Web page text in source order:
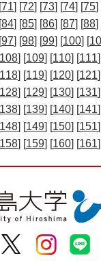
71] [72] [73] [74] [75]
84] [85] [86] [87] [88]
97] [98] [99] [100] [
108] [109] [110] [111
118] [119] [120] [121
128] [129] [130] [131
138] [139] [140] [141
148] [149] [150] [151
158] [159] [160] [161